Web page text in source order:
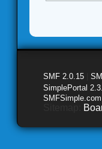
SMF 2.0.15
SimplePortal